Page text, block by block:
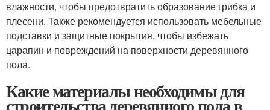
влажности, чтобы предотвратить образование грибка и
плесени. Также рекомендуется использовать мебельные
подставки и защитные покрытия, чтобы избежать
царапин и повреждений на поверхности деревянного
пола.
Какие материалы необходимы для